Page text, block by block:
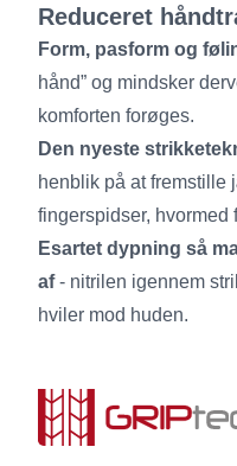
Reduceret
Form, pasform og
hånd” og mindsker
komforten forøges.
Den nyeste
henblik på at
fingerspidser, hvormed
Esartet dypning så
af- nitrilen igennem
hviler mod huden.